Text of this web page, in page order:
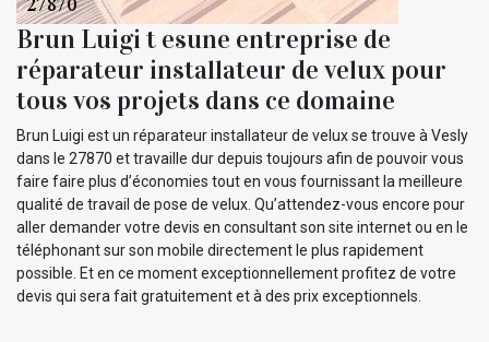
Brun Luigi t esune entreprise de
réparateur installateur de velux pour
tous vos projets dans ce domaine
Brun Luigi est un réparateur installateur de velux se trouve à Vesly
dans le 27870 et travaille dur depuis toujours afin de pouvoir vous
faire faire plus d’économies tout en vous fournissant la meilleure
qualité de travail de pose de velux. Qu’attendez-vous encore pour
aller demander votre devis en consultant son site internet ou en le
téléphonant sur son mobile directement le plus rapidement
possible. Et en ce moment exceptionnellement profitez de votre
devis qui sera fait gratuitement et à des prix exceptionnels.